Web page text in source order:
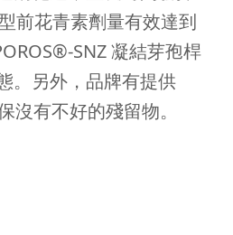
前花青素劑量有效達到
SNZ 凝結芽孢桿
。另外，品牌有提供
沒有不好的殘留物。